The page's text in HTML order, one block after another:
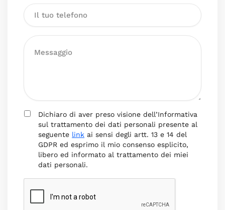
Dichiaro di aver preso visione dell’Informativa
sul trattamento dei dati personali presente al
seguente link ai sensi degli artt. 13 e 14 del
GDPR ed esprimo il mio consenso esplicito,
libero ed informato al trattamento dei miei
dati personali.